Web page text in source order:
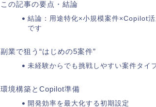
この記事の要点・結論
結論：用途特化×小規模案件×Copilot
です
副業で狙う“はじめの5案件”
未経験からでも挑戦しやすい案件タイ
環境構築とCopilot準備
開発効率を最大化する初期設定